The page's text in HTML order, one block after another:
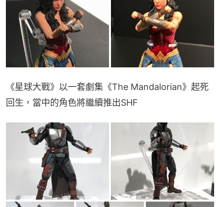
《星球大戰》以一套劇集《The Mandalorian》起死
回生，當中的角色將繼續推出SHF